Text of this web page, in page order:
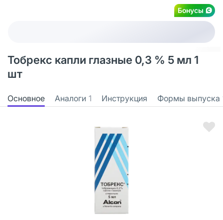
Бонусы
Тобрекс капли глазные 0,3 % 5 мл 1
шт
Основное Аналоги 1 Инструкция Формы выпуска